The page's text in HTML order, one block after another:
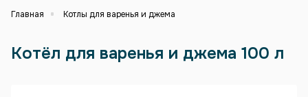
Главная Котлы для варенья и джема
Котёл для варенья и джема 100 л